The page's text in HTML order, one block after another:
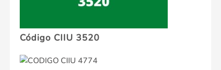
Código CIIU 3520